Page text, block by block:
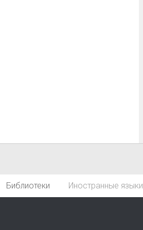
Библиотеки Иностранные языки